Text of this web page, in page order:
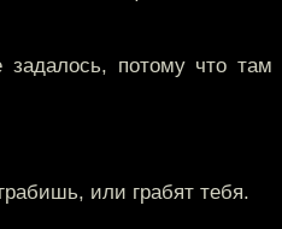
потому что там
или грабят тебя.